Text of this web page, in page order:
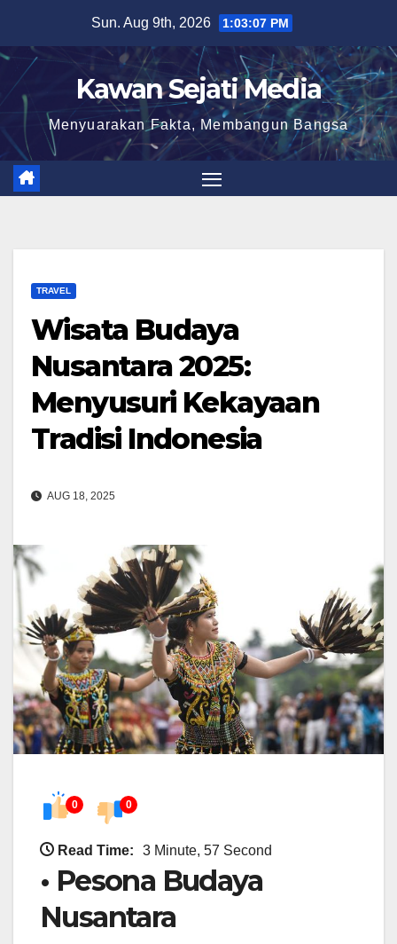
content
Sun. Aug 9th, 2026 1:03:08 PM
Kawan Sejati Media
Menyuarakan Fakta, Membangun Bangsa
TRAVEL
Wisata Budaya
Nusantara 2025:
Menyusuri Kekayaan
Tradisi Indonesia
AUG 18, 2025
0 0
Read Time: 3 Minute, 57 Second
• Pesona Budaya
Nusantara